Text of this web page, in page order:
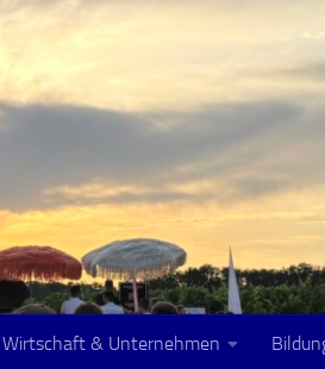
Wirtschaft & Unternehmen